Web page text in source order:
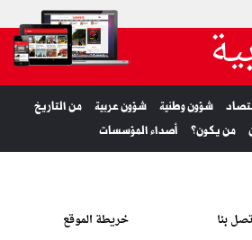
شؤون وطنية شؤون عربية
من التاريخ
من يكون؟ أصداء المؤسسات
بنا خريطة الموقع